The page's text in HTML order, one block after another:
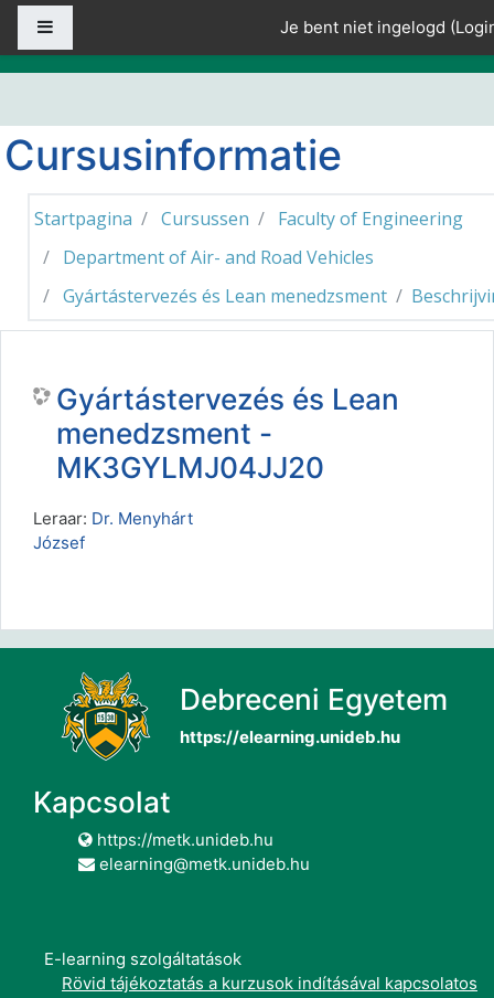
Ga naar hoofdinhoud
Je bent niet ingelogd (
Cursusinformatie
Startpagina Cursussen
Faculty of Engineering
Department of Air- and Road Vehicles
Gyártástervezés és Lean menedzsment
Gyártástervezés és Lean
menedzsment -
MK3GYLMJ04JJ20
Leraar: Dr. Menyhárt
József
Debreceni Egyetem
https://elearning.unideb.hu
Kapcsolat
https://metk.unideb.hu
elearning@metk.unideb.hu
E-learning szolgáltatások
Rövid tájékoztatás a kurzusok indításával kapcsolatos